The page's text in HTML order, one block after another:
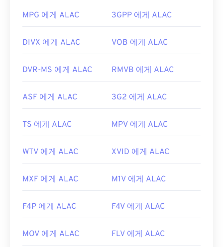
있습니다. 파일 크기를 줄이려면 MTS 파일을 MP4로
환기를 여러 가지 소개합니다.
유용한 링크:
http://www.blu-raydisc.com/ko/languagetest.aspx
MPG 에게 ALAC 3GPP 에게 ALAC
DIVX 에게 ALAC VOB 에게 ALAC
DVR-MS 에게 ALAC RMVB 에게 ALAC
ASF 에게 ALAC 3G2 에게 ALAC
TS 에게 ALAC MPV 에게 ALAC
WTV 에게 ALAC XVID 에게 ALAC
MXF 에게 ALAC M1V 에게 ALAC
F4P 에게 ALAC F4V 에게 ALAC
MOV 에게 ALAC FLV 에게 ALAC